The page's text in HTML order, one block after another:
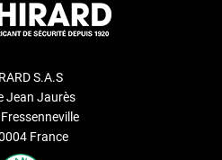
S.A.S
Jean Jaurès
France